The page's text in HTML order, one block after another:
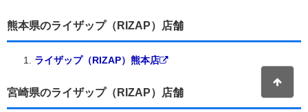
熊本県のライザップ（RIZAP）店舗
ライザップ（RIZAP）熊本店
宮崎県のライザップ（RIZAP）店舗